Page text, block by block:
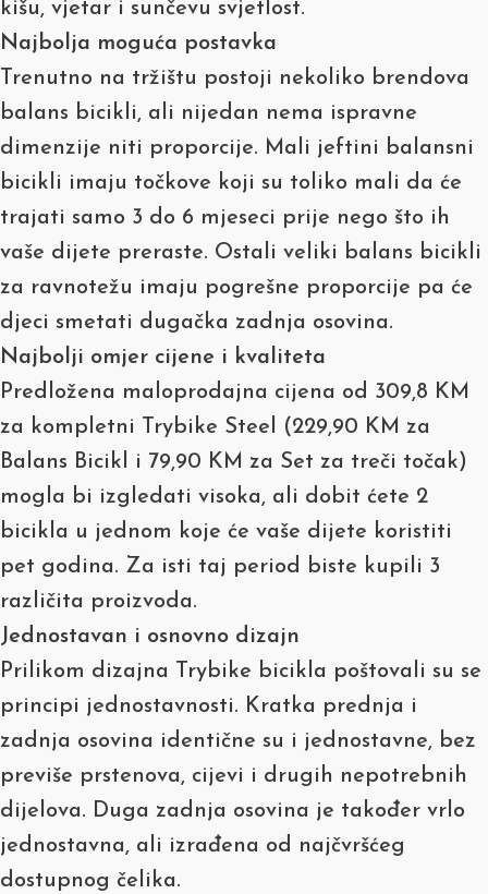
kišu, vjetar i sunčevu svjetlost.
Najbolja moguća postavka
Trenutno na tržištu postoji nekoliko brendova
balans bicikli, ali nijedan nema ispravne
dimenzije niti proporcije. Mali jeftini balansni
bicikli imaju točkove koji su toliko mali da će
trajati samo 3 do 6 mjeseci prije nego što ih
vaše dijete preraste. Ostali veliki balans bicikli
za ravnotežu imaju pogrešne proporcije pa će
djeci smetati dugačka zadnja osovina.
Najbolji omjer cijene i kvaliteta
Predložena maloprodajna cijena od 309,8 KM
za kompletni Trybike Steel (229,90 KM za
Balans Bicikl i 79,90 KM za Set za treči točak)
mogla bi izgledati visoka, ali dobit ćete 2
bicikla u jednom koje će vaše dijete koristiti
pet godina. Za isti taj period biste kupili 3
različita proizvoda.
Jednostavan i osnovno dizajn
Prilikom dizajna Trybike bicikla poštovali su se
principi jednostavnosti. Kratka prednja i
zadnja osovina identične su i jednostavne, bez
previše prstenova, cijevi i drugih nepotrebnih
dijelova. Duga zadnja osovina je također vrlo
jednostavna, ali izrađena od najčvršćeg
dostupnog čelika.